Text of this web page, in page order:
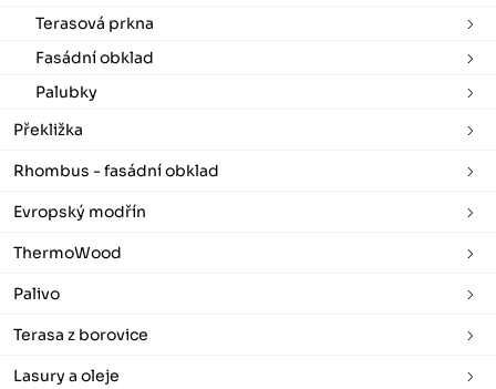
Terasová prkna
Fasádní obklad
Palubky
Překližka
Rhombus - fasádní obklad
Evropský modřín
ThermoWood
Palivo
Terasa z borovice
Lasury a oleje